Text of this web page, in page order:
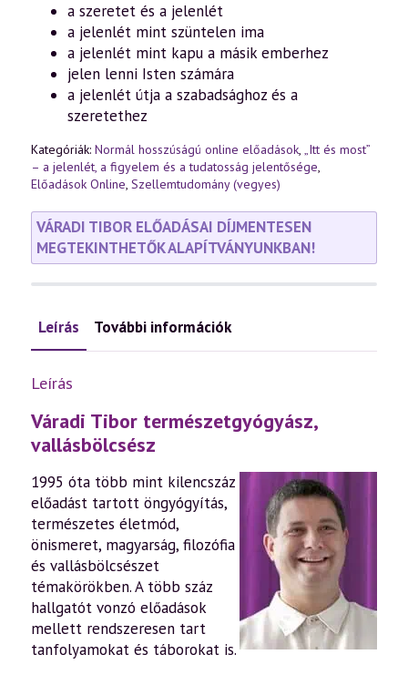
a szeretet és a jelenlét
a jelenlét mint szüntelen ima
a jelenlét mint kapu a másik emberhez
jelen lenni Isten számára
a jelenlét útja a szabadsághoz és a
szeretethez
Kategóriák: Normál hosszúságú online előadások, „Itt és most”
– a jelenlét, a figyelem és a tudatosság jelentősége,
Előadások Online, Szellemtudomány (vegyes)
VÁRADI TIBOR ELŐADÁSAI DÍJMENTESEN
MEGTEKINTHETŐK ALAPÍTVÁNYUNKBAN!
Leírás További információk
Leírás
Váradi Tibor természetgyógyász,
vallásbölcsész
1995 óta több mint kilencszáz
előadást tartott öngyógyítás,
természetes életmód,
önismeret, magyarság, filozófia
és vallásbölcsészet
témakörökben. A több száz
hallgatót vonzó előadások
mellett rendszeresen tart
tanfolyamokat és táborokat is.